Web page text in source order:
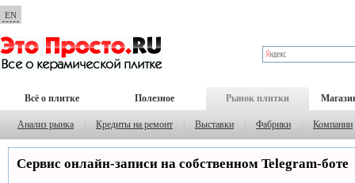
EN
Всё о плитке Полезное Рынок плитки
Анализ рынка Кредиты на ремонт Выставки Фабрики Компании
Сервис онлайн-записи на собственном Telegram-боте